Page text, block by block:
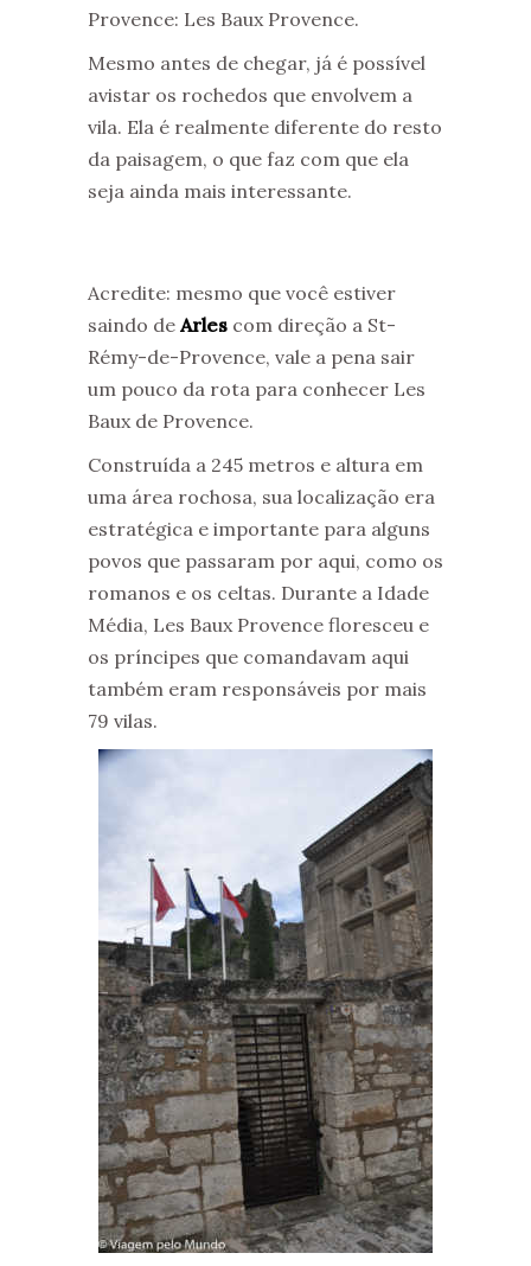
Provence: Les Baux Provence.
Mesmo antes de chegar, já é possível
avistar os rochedos que envolvem a
vila. Ela é realmente diferente do resto
da paisagem, o que faz com que ela
seja ainda mais interessante.
Acredite: mesmo que você estiver
saindo de Arles com direção a St-
Rémy-de-Provence, vale a pena sair
um pouco da rota para conhecer Les
Baux de Provence.
Construída a 245 metros e altura em
uma área rochosa, sua localização era
estratégica e importante para alguns
povos que passaram por aqui, como os
romanos e os celtas. Durante a Idade
Média, Les Baux Provence floresceu e
os príncipes que comandavam aqui
também eram responsáveis por mais
79 vilas.